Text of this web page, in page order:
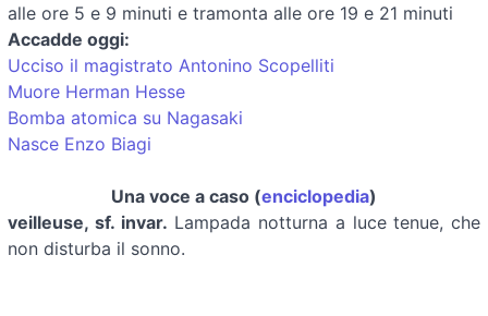
alle ore 5 e 9 minuti e tramonta alle ore 19 e 21 minuti
Accadde oggi:
Ucciso il magistrato Antonino Scopelliti
Muore Herman Hesse
Bomba atomica su Nagasaki
Nasce Enzo Biagi
Una voce a caso (enciclopedia)
veilleuse, sf. invar. Lampada notturna a luce tenue, che
non disturba il sonno.